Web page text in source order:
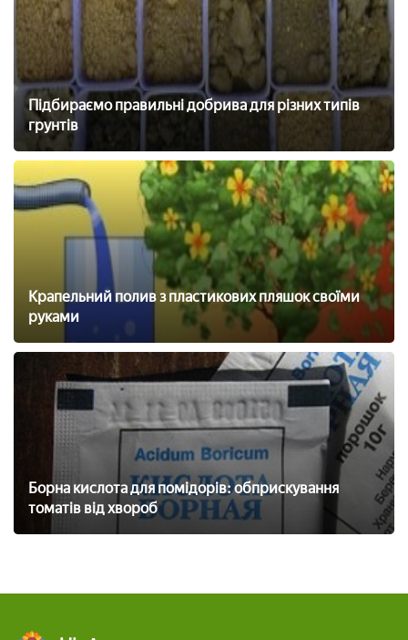
Підбираємо правильні добрива для різних типів
грунтів
Крапельний полив з пластикових пляшок своїми
руками
Борна кислота для помідорів: обприскування
томатів від хвороб